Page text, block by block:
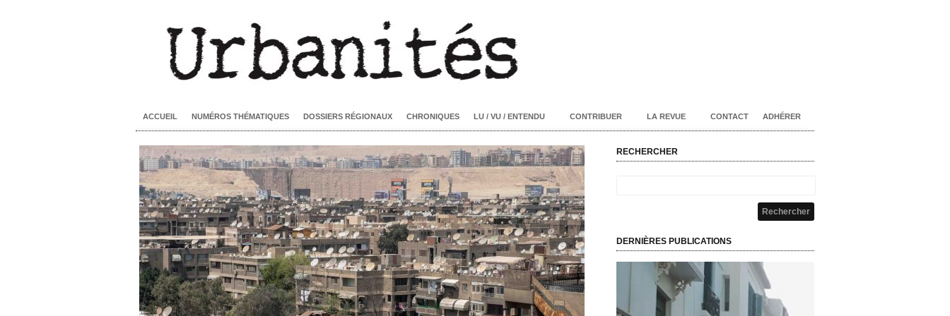
ACCUEIL NUMÉROS THÉMATIQUES DOSSIERS RÉGIONAUX CHRONIQUES LU / VU / ENTENDU CONTRIBUER LA REVUE CONTACT ADHÉRER
RECHERCHER
DERNIÈRES PUBLICATIONS